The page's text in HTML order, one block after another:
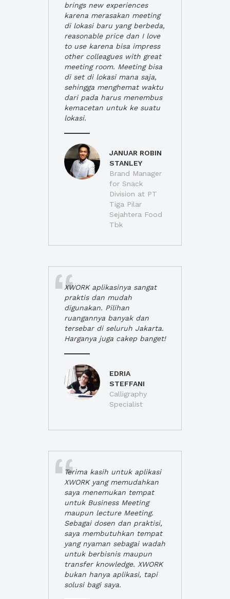
brings new experiences
karena merasakan meeting
di lokasi baru yang berbeda,
reasonable price dan I love
to use karena bisa impress
other colleagues with great
meeting room. Meeting bisa
di set di lokasi mana saja,
sehingga menghemat waktu
dari pada harus menembus
kemacetan untuk ke suatu
lokasi.
JANUAR ROBIN
STANLEY
Brand Manager
for Snack
Division at PT
Tiga Pilar
Sejahtera Food
Tbk
XWORK aplikasinya sangat
praktis dan mudah
digunakan. Pilihan
ruangannya banyak dan
tersebar di seluruh Jakarta.
Harganya juga cakep banget!
EDRIA
STEFFANI
Calligraphy
Specialist
Terima kasih untuk aplikasi
XWORK yang memudahkan
saya menemukan tempat
untuk Business Meeting
maupun lecture Meeting.
Sebagai dosen dan praktisi,
saya membutuhkan tempat
yang nyaman sebagai wadah
untuk berbisnis maupun
transfer knowledge. XWORK
bukan hanya aplikasi, tapi
solusi bagi saya.